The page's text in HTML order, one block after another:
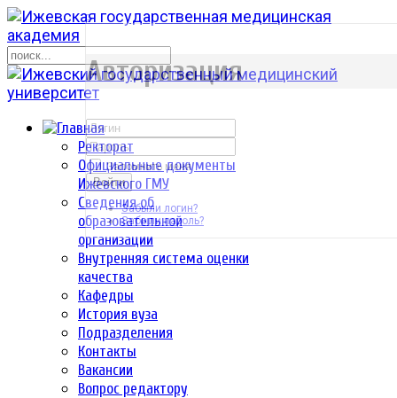
Ректорат
Официальные документы
Ижевского ГМУ
Сведения об
образовательной
организации
Внутренняя система оценки
качества
Кафедры
История вуза
Подразделения
Контакты
Вакансии
Вопрос редактору
р
Авторизация
Запомнить меня
Войти
Забыли логин?
Забыли пароль?